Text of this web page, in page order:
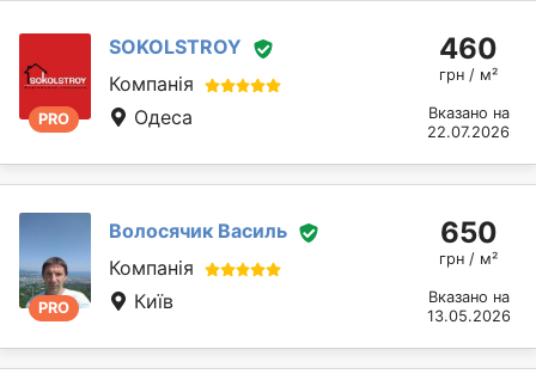
PRO
SOKOLSTROY
Компанія
Одеса
460
грн / м²
Вказано на
22.07.2026
PRO
Волосячик Василь
Компанія
Київ
650
грн / м²
Вказано на
13.05.2026